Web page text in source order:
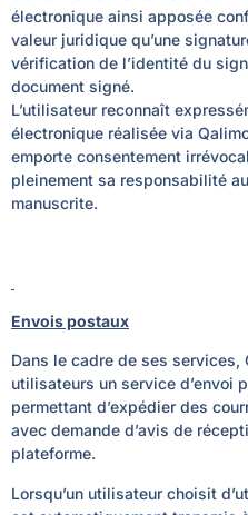
électronique ainsi apposée
valeur juridique qu’une
vérification de l’identité du
document signé.
L’utilisateur reconnaît
électronique réalisée via
emporte consentement
pleinement sa responsabilité
manuscrite.
Envois postaux
Dans le cadre de ses services,
utilisateurs un service d’envoi
permettant d’expédier des
avec demande d’avis de
plateforme.
Lorsqu’un utilisateur choisit